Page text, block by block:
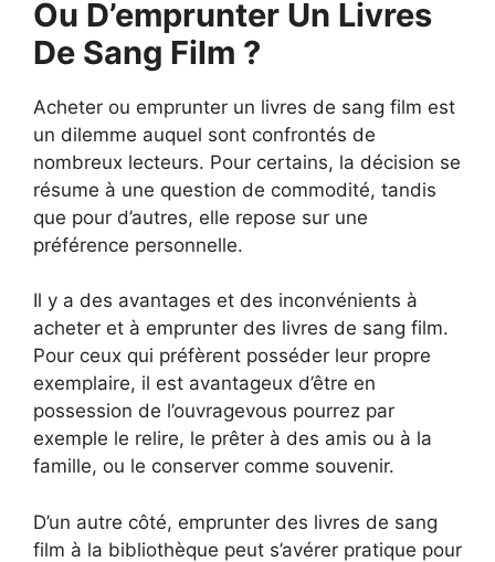
Ou D’emprunter Un Livres
De Sang Film ?
Acheter ou emprunter un livres de sang film est
un dilemme auquel sont confrontés de
nombreux lecteurs. Pour certains, la décision se
résume à une question de commodité, tandis
que pour d’autres, elle repose sur une
préférence personnelle.
Il y a des avantages et des inconvénients à
acheter et à emprunter des livres de sang film.
Pour ceux qui préfèrent posséder leur propre
exemplaire, il est avantageux d’être en
possession de l’ouvragevous pourrez par
exemple le relire, le prêter à des amis ou à la
famille, ou le conserver comme souvenir.
D’un autre côté, emprunter des livres de sang
film à la bibliothèque peut s’avérer pratique pour